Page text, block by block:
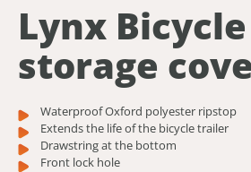
Lynx
storage
Waterproof Oxford polyester ripstop
Extends the life of the bicycle trailer
Drawstring at the bottom
Front lock hole